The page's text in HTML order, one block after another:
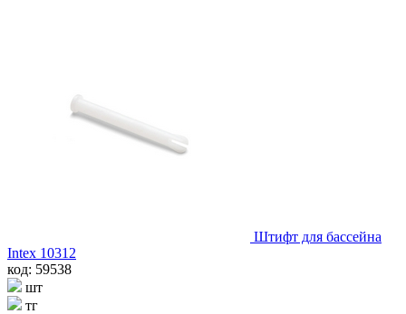
Штифт для бассейна
Intex 10312
код: 59538
шт
тг